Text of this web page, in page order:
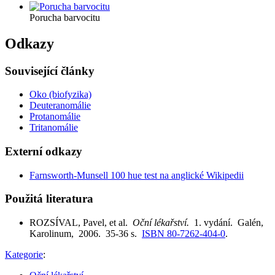
Porucha barvocitu
Odkazy
Související články
Oko (biofyzika)
Deuteranomálie
Protanomálie
Tritanomálie
Externí odkazy
Farnsworth-Munsell 100 hue test na anglické Wikipedii
Použitá literatura
ROZSÍVAL, Pavel, et al. Oční lékařství. 1. vydání. Galén,
Karolinum, 2006. 35-36 s. ISBN 80-7262-404-0.
Kategorie: